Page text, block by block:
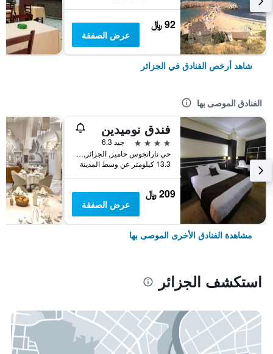
92 ﷼
عرض الصفقة
شاهد أرخص الفنادق في الجزائر
الفنادق الموصى بها
فندق نوميدين
4 نجوم
جيد 6.3
حي نارانجوس حاميز, الجزائر, الجزائر
13.3 كيلومتر عن وسط المدينة
209 ﷼
عرض الصفقة
مشاهدة الفنادق الأخرى الموصى بها
استكشف الجزائر